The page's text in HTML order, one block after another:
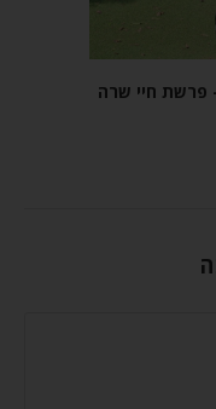
פרשת חיי שרה